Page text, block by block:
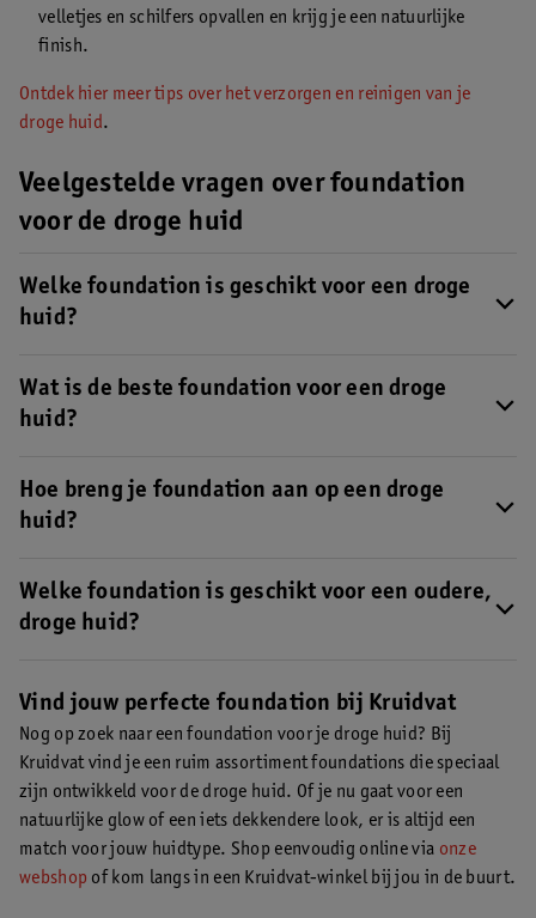
velletjes en schilfers opvallen en krijg je een natuurlijke
finish.
Ontdek hier meer tips over het verzorgen en reinigen van je
droge huid.
Veelgestelde vragen over foundation
voor de droge huid
Welke foundation is geschikt voor een droge
huid?
huid. Kies voor een lichte tot medium dekking voor een
natuurlijke, glowy finish.
Wat is de beste foundation voor een droge
huid?
lichte tot medium dekking is het beste voor een droge huid.
hier meer over de beste foundation voor een droge huid
Hoe breng je foundation aan op een droge
huid?
huidverzorging is onmisbaar om je foundation mooi en egaal
aan te brengen. Breng vervolgens je foundation aan, het liefst
Welke foundation is geschikt voor een oudere,
droge huid?
moussefoundation. Deze lichtgewicht foundations kruipen niet
in je fijne lijntjes.
Vind jouw perfecte foundation bij Kruidvat
Nog op zoek naar een foundation voor je droge huid? Bij
Kruidvat vind je een ruim assortiment foundations die speciaal
zijn ontwikkeld voor de droge huid. Of je nu gaat voor een
natuurlijke glow of een iets dekkendere look, er is altijd een
match voor jouw huidtype. Shop eenvoudig online via onze
webshop of kom langs in een Kruidvat-winkel bij jou in de buurt.